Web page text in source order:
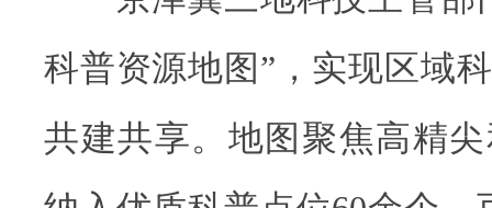
科普资源地图”，实现区域
共建共享。地图聚焦高精